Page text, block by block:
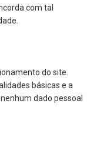
com tal
do site.
básicas e a
dado pessoal